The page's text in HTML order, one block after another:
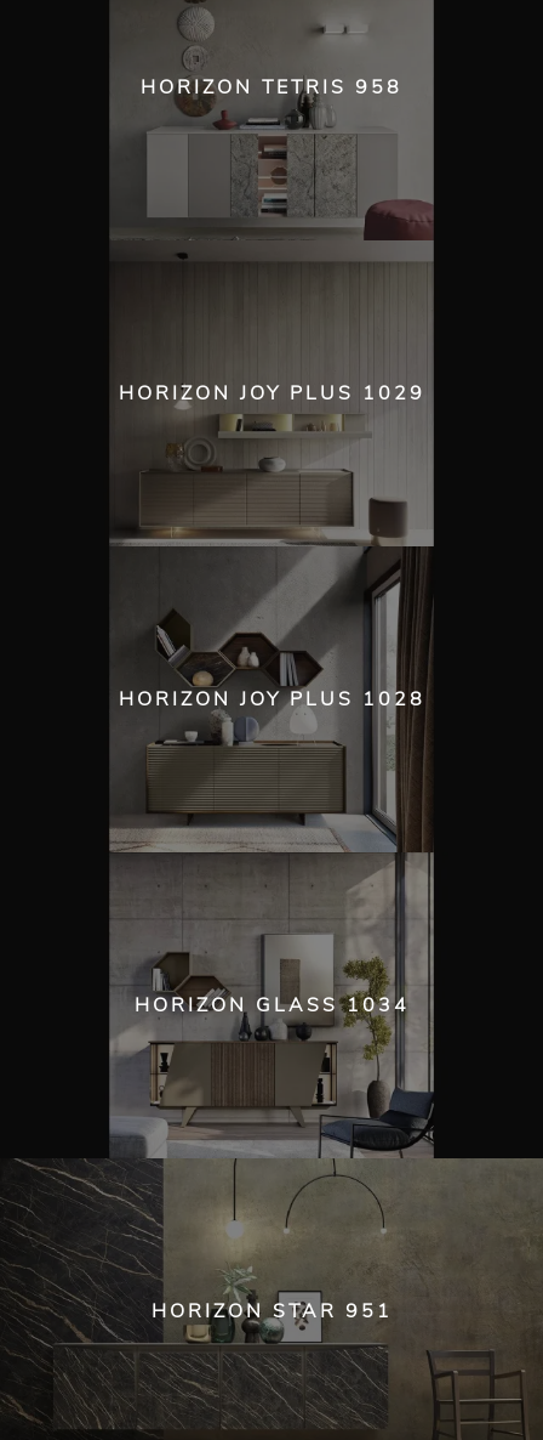
HORIZON TETRIS 958
HORIZON JOY PLUS 1029
HORIZON JOY PLUS 1028
HORIZON GLASS 1034
HORIZON STAR 951